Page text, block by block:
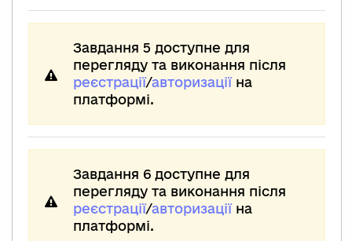
Завдання 5 доступне для
перегляду та виконання після
реєстрації/авторизаціїна
платформі.
Завдання 6 доступне для
перегляду та виконання після
реєстрації/авторизаціїна
платформі.